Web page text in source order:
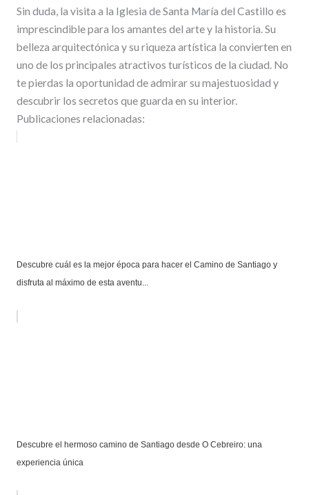
Sin duda, la visita a la Iglesia de Santa María del Castillo es
imprescindible para los amantes del arte y la historia. Su
belleza arquitectónica y su riqueza artística la convierten en
uno de los principales atractivos turísticos de la ciudad. No
te pierdas la oportunidad de admirar su majestuosidad y
descubrir los secretos que guarda en su interior.
Publicaciones relacionadas:
Descubre cuál es la mejor época para hacer el Camino de Santiago y
disfruta al máximo de esta aventu...
Descubre el hermoso camino de Santiago desde O Cebreiro: una
experiencia única